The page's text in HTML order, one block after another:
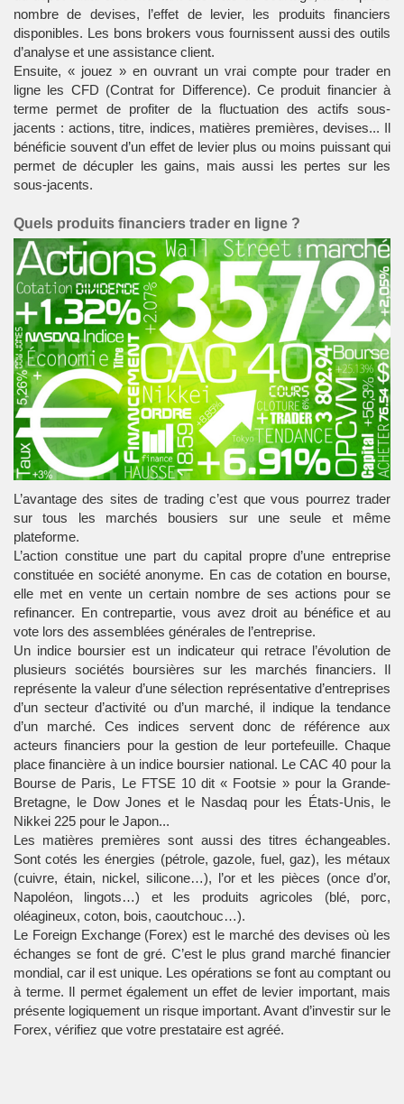
nombre de devises, l’effet de levier, les produits financiers
disponibles. Les bons brokers vous fournissent aussi des outils
d’analyse et une assistance client.
Ensuite, « jouez » en ouvrant un vrai compte pour trader en
ligne les CFD (Contrat for Difference). Ce produit financier à
terme permet de profiter de la fluctuation des actifs sous-
jacents : actions, titre, indices, matières premières, devises... Il
bénéficie souvent d’un effet de levier plus ou moins puissant qui
permet de décupler les gains, mais aussi les pertes sur les
sous-jacents.
Quels produits financiers trader en ligne ?
L’avantage des sites de tradingc’est que vous pourrez trader
sur tous les marchés bousiers sur une seule et même
plateforme.
L’action constitue une part du capital propre d’une entreprise
constituée en société anonyme. En cas de cotation en bourse,
elle met en vente un certain nombre de ses actions pour se
refinancer. En contrepartie, vous avez droit au bénéfice et au
vote lors des assemblées générales de l’entreprise.
Un indice boursier est un indicateur qui retrace l’évolution de
plusieurs sociétés boursières sur les marchés financiers. Il
représente la valeur d’une sélection représentative d’entreprises
d’un secteur d’activité ou d’un marché, il indique la tendance
d’un marché. Ces indices servent donc de référence aux
acteurs financiers pour la gestion de leur portefeuille. Chaque
place financière à un indice boursier national. Le CAC 40 pour la
Bourse de Paris, Le FTSE 10 dit « Footsie » pour la Grande-
Bretagne, le Dow Jones et le Nasdaq pour les États-Unis, le
Nikkei 225 pour le Japon...
Les matières premières sont aussi des titres échangeables.
Sont cotés les énergies (pétrole, gazole, fuel, gaz), les métaux
(cuivre, étain, nickel, silicone…), l’or et les pièces (once d’or,
Napoléon, lingots…) et les produits agricoles (blé, porc,
oléagineux, coton, bois, caoutchouc…).
Le Foreign Exchange (Forex) est le marché des devises où les
échanges se font de gré. C’est le plus grand marché financier
mondial, car il est unique. Les opérations se font au comptant ou
à terme. Il permet également un effet de levier important, mais
présente logiquement un risque important. Avant d’investir sur le
Forex, vérifiez que votre prestataire est agréé.